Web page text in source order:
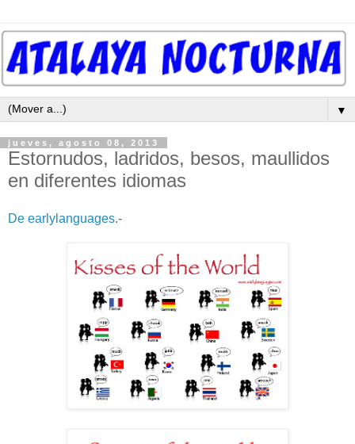
▼
jueves, agosto 08, 2013
Estornudos, ladridos, besos, maullidos
en diferentes idiomas
De earlylanguages.-